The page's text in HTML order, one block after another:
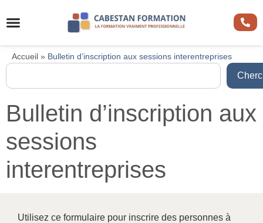
Accueil » Bulletin d’inscription aux sessions interentreprises
Bulletin d’inscription aux
sessions
interentreprises
Utilisez ce formulaire pour inscrire des personnes à